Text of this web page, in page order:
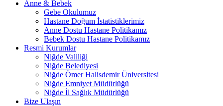
Anne & Bebek
Gebe Okulumuz
Hastane Doğum İstatistiklerimiz
Anne Dostu Hastane Politikamız
Bebek Dostu Hastane Politikamız
Resmi Kurumlar
Niğde Valiliği
Niğde Belediyesi
Niğde Ömer Halisdemir Üniversitesi
Niğde Emniyet Müdürlüğü
Niğde İl Sağlık Müdürlüğü
Bize Ulaşın